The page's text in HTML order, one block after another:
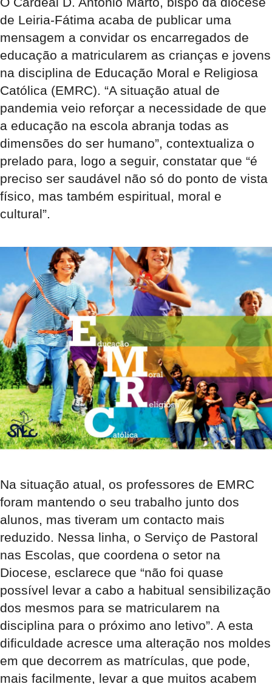
de Leiria-Fátima acaba de publicar uma
mensagem a convidar os encarregados de
educação a matricularem as crianças e jovens
na disciplina de Educação Moral e Religiosa
Católica (EMRC). “A situação atual de
pandemia veio reforçar a necessidade de que
a educação na escola abranja todas as
dimensões do ser humano”, contextualiza o
prelado para, logo a seguir, constatar que “é
preciso ser saudável não só do ponto de vista
físico, mas também espiritual, moral e
cultural”.
Na situação atual, os professores de EMRC
foram mantendo o seu trabalho junto dos
alunos, mas tiveram um contacto mais
reduzido. Nessa linha, o Serviço de Pastoral
nas Escolas, que coordena o setor na
Diocese, esclarece que “não foi quase
possível levar a cabo a habitual sensibilização
dos mesmos para se matricularem na
disciplina para o próximo ano letivo”. A esta
dificuldade acresce uma alteração nos moldes
em que decorrem as matrículas, que pode,
mais facilmente, levar a que muitos acabem